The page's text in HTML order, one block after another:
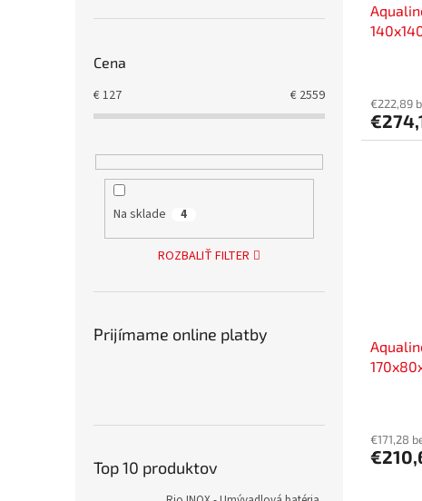
Cena
€127 € 2559
Na sklade 4
ROZBALIŤ FILTER
Prijímame online platby
Top 10 produktov
€222,89
€171,28